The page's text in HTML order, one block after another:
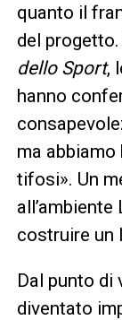
quanto il
del
dello Sport,
hanno
ma
tifosi». Un
costruire un
Dal punto di
diventato